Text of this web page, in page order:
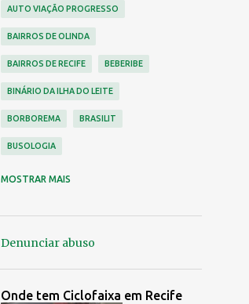
AUTO VIAÇÃO PROGRESSO
BAIRROS DE OLINDA
BAIRROS DE RECIFE BEBERIBE
BINÁRIO DA ILHA DO LEITE
BORBOREMA BRASILIT
BUSOLOGIA
MOSTRAR MAIS
Denunciar abuso
Onde tem Ciclofaixa em Recife